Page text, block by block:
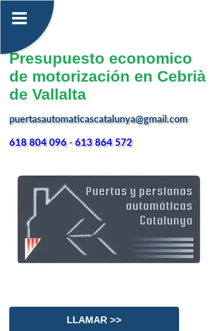
Presupuesto economico
de motorización en Cebrià
de Vallalta
puertasautomaticascatalunya@gmail.com
618 804 096-613 864 572
LLAMAR >>